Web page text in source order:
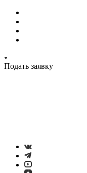
Подать заявку